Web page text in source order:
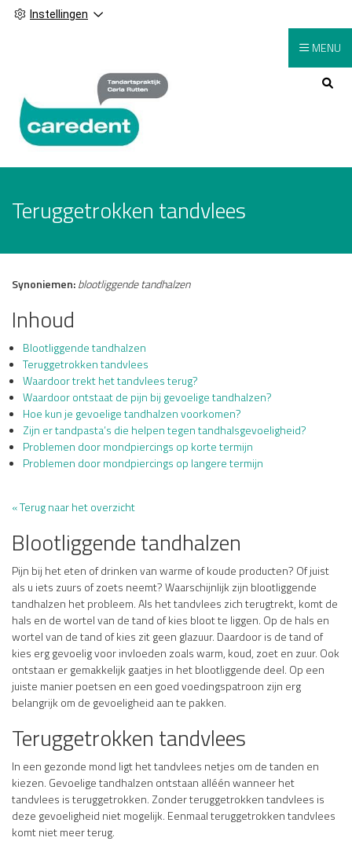
Instellingen
Hoofdmenu
MENU
Teruggetrokken tandvlees
Synoniemen:blootliggende tandhalzen
Inhoud
Blootliggende tandhalzen
Teruggetrokken tandvlees
Waardoor trekt het tandvlees terug?
Waardoor ontstaat de pijn bij gevoelige tandhalzen?
Hoe kun je gevoelige tandhalzen voorkomen?
Zijn er tandpasta’s die helpen tegen tandhalsgevoeligheid?
Problemen door mondpiercings op korte termijn
Problemen door mondpiercings op langere termijn
« Terug naar het overzicht
Blootliggende tandhalzen
Pijn bij het eten of drinken van warme of koude producten? Of juist
als u iets zuurs of zoets neemt? Waarschijnlijk zijn blootliggende
tandhalzen het probleem. Als het tandvlees zich terugtrekt, komt de
hals en de wortel van de tand of kies bloot te liggen. Op de hals en
wortel van de tand of kies zit geen glazuur. Daardoor is de tand of
kies erg gevoelig voor invloeden zoals warm, koud, zoet en zuur. Ook
ontstaan er gemakkelijk gaatjes in het blootliggende deel. Op een
juiste manier poetsen en een goed voedingspatroon zijn erg
belangrijk om de gevoeligheid aan te pakken.
Teruggetrokken tandvlees
In een gezonde mond ligt het tandvlees netjes om de tanden en
kiezen. Gevoelige tandhalzen ontstaan alléén wanneer het
tandvlees is teruggetrokken. Zonder teruggetrokken tandvlees is
deze gevoeligheid niet mogelijk. Eenmaal teruggetrokken tandvlees
komt niet meer terug.